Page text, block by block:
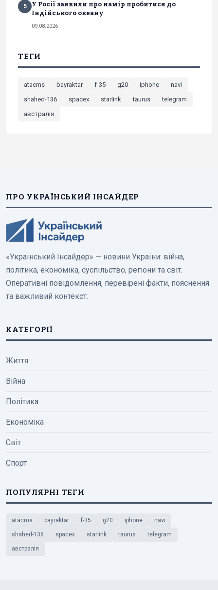
5
У Росії заявили про намір пробитися до
Індійського океану
09.08.2026
ТЕГИ
atacms bayraktar f-35 g20 iphone
navi
shahed-136
spacex starlink taurus
telegram
австралія
ПРО УКРАЇНСЬКИЙ ІНСАЙДЕР
«Український Інсайдер» — новини України: війна,
політика, економіка, суспільство, регіони та світ.
Оперативні повідомлення, перевірені факти, пояснення
та важливий контекст.
КАТЕГОРІЇ
Життя
Війна
Політика
Економіка
Світ
Спорт
ПОПУЛЯРНІ ТЕГИ
atacms bayraktar f-35 g20 iphone navi
shahed-136 spacex starlink taurus telegram
австралія